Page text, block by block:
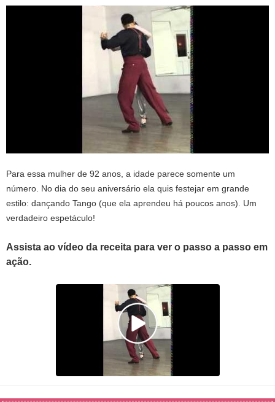
Para essa mulher de 92 anos, a idade parece somente um
número. No dia do seu aniversário ela quis festejar em grande
estilo: dançando Tango (que ela aprendeu há poucos anos). Um
verdadeiro espetáculo!
Assista ao vídeo da receita para ver o passo a passo em
ação.